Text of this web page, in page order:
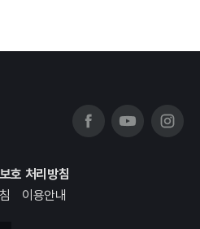
호 처리방침
이용안내